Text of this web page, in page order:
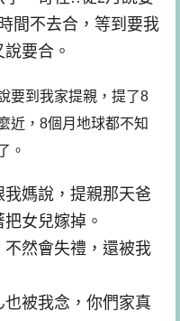
間不去合，等到要我
要合。
要到我家提親，提了8
近，8個月地球都不知
。
媽說，提親那天爸
女兒嫁掉。
然會失禮，還被我
被我念，你們家真